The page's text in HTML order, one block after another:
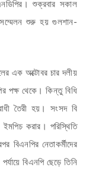
শুক্রবার সকাল
সম্মেলন শুরু হয় গুলশান-
এক অক্টোবর চার দলীয়
পক্ষ থেকে। কিন্তু বিধি
তৈরী হয়। সংসদ বি
করার। পরিস্থিতি
বিএনপির নেতাকর্মীদের
বিএনপি ছেড়ে তিনি